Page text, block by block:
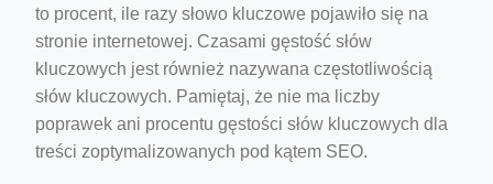
to procent, ile razy słowo kluczowe pojawiło się na
stronie internetowej. Czasami gęstość słów
kluczowych jest również nazywana częstotliwością
słów kluczowych. Pamiętaj, że nie ma liczby
poprawek ani procentu gęstości słów kluczowych dla
treści zoptymalizowanych pod kątem SEO.